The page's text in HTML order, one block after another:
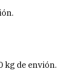
kg de envión.